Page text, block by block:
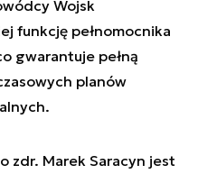
Wojsk
funkcję pełnomocnika
gwarantuje pełną
planów
zdr. Marek Saracyn jest